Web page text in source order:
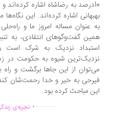
اشاره کرده‌اند. این نگاه‌ها
عنوان مساله امروز ما و راه‌حلی
گفت‌وگوهای انتقادی، به
نزدیک به شرک است و
شیوه به حکومت در زمان
از این جاها برگشت و راه
به خیر و خدا رحمت‌شان کند که
مباحث کرده بود.
تجربه‌ی زندگی دوباره ...............